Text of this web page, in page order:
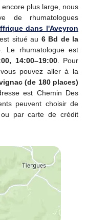
plus large, nous
de rhumatologues
dans l'Aveyron
situé au 6 Bd de la
. Le rhumatologue est
14:00–19:00. Pour
pouvez aller à la
(de 180 places)
est Chemin Des
peuvent choisir de
par carte de crédit